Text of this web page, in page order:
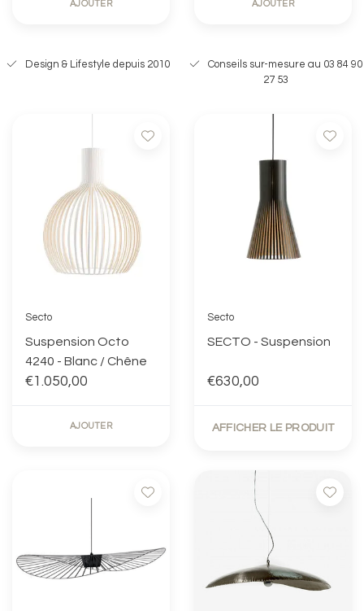
AJOUTER AJOUTER
Design & Lifestyle depuis 2010
Conseils sur-mesure au 03 84 90
27 53
Secto
Suspension Octo
4240 - Blanc / Chêne
€1.050,00
AJOUTER
Secto
SECTO - Suspension
€630,00
AFFICHER LE PRODUIT